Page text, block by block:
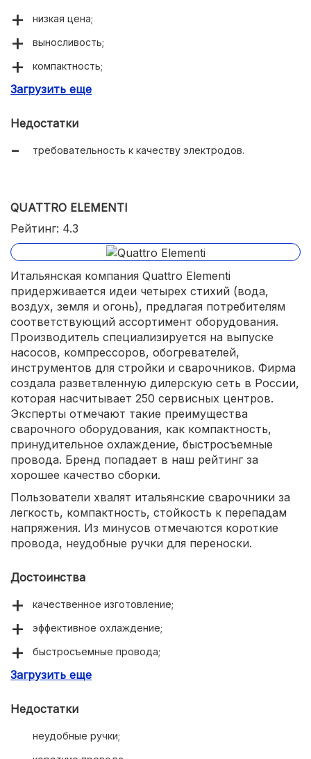
низкая цена;
выносливость;
компактность;
простота в работе.
Загрузить еще
Недостатки
требовательность к качеству электродов.
QUATTRO ELEMENTI
Рейтинг: 4.3
Итальянская компания Quattro Elementi
придерживается идеи четырех стихий (вода,
воздух, земля и огонь), предлагая потребителям
соответствующий ассортимент оборудования.
Производитель специализируется на выпуске
насосов, компрессоров, обогревателей,
инструментов для стройки и сварочников. Фирма
создала разветвленную дилерскую сеть в России,
которая насчитывает 250 сервисных центров.
Эксперты отмечают такие преимущества
сварочного оборудования, как компактность,
принудительное охлаждение, быстросъемные
провода. Бренд попадает в наш рейтинг за
хорошее качество сборки.
Пользователи хвалят итальянские сварочники за
легкость, компактность, стойкость к перепадам
напряжения. Из минусов отмечаются короткие
провода, неудобные ручки для переноски.
Достоинства
качественное изготовление;
эффективное охлаждение;
быстросъемные провода;
развитая дилерская сеть.
Загрузить еще
Недостатки
неудобные ручки;